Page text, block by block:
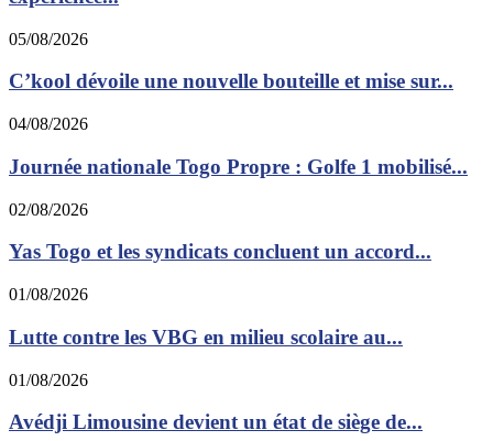
05/08/2026
C’kool dévoile une nouvelle bouteille et mise sur...
04/08/2026
Journée nationale Togo Propre : Golfe 1 mobilisé...
02/08/2026
Yas Togo et les syndicats concluent un accord...
01/08/2026
Lutte contre les VBG en milieu scolaire au...
01/08/2026
Avédji Limousine devient un état de siège de...